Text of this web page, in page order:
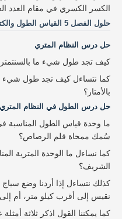
الكسر الكسري في مقام العدد
حلول الفصل 5 القياس الطول والكتلة والسعة
حل درس النظام المتري
كيف تجد طول شيء ما
كما نتساءل كيف تجد طول شيء
بالأمتار؟
حل درس الطول في النظام المتري
ما وحدة قياس الطول المناسبة
سُمك ممحاة قلم الرصاص؟
كما نساءل ما الوحدة المترية
الشريف؟
كذلك نتساءل إذا أردنا وضع
نقيس إلى أقرب كيلو متر، أم
كما يمكننا القول اذكر ثلاثة